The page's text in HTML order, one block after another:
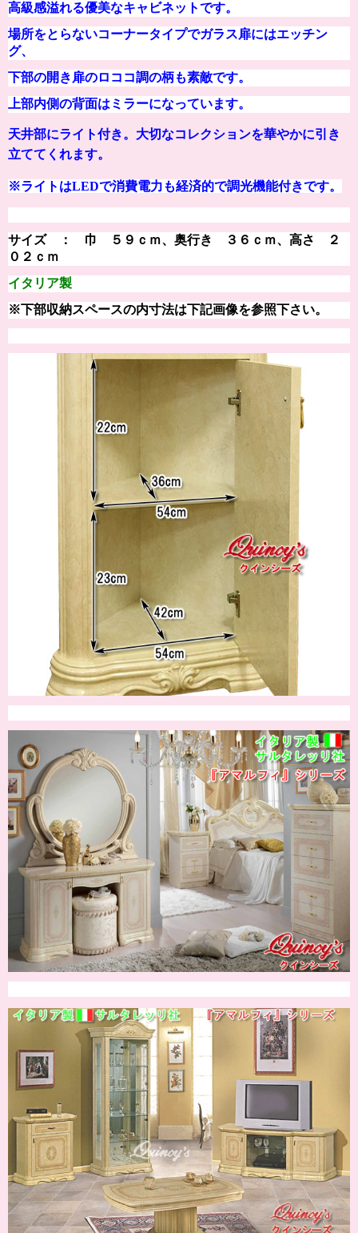
高級感溢れる優美なキャビネットです。
場所をとらないコーナータイプでガラス扉にはエッチン
グ、
下部の開き扉のロココ調の柄も素敵です。
上部内側の背面はミラーになっています。
天井部にライト付き。大切なコレクションを華やかに引き
立ててくれます。
※ライトはLEDで消費電力も経済的で調光機能付きです。
サイズ ： 巾 ５９ｃｍ、奥行き ３６ｃｍ、高さ ２
０２ｃｍ
イタリア製
※下部収納スペースの内寸法は下記画像を参照下さい。